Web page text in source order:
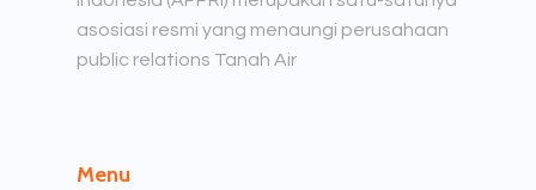
asosiasi resmi yang menaungi perusahaan
public relations Tanah Air
Menu